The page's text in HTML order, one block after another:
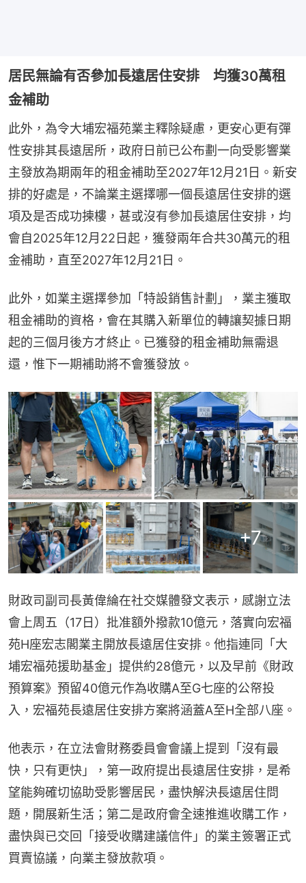
居民無論有否參加長遠居住安排 均獲30萬租
金補助
此外，為令大埔宏福苑業主釋除疑慮，更安心更有彈
性安排其長遠居所，政府日前已公布劃一向受影響業
主發放為期兩年的租金補助至2027年12月21日。新安
排的好處是，不論業主選擇哪一個長遠居住安排的選
項及是否成功揀樓，甚或沒有參加長遠居住安排，均
會自2025年12月22日起，獲發兩年合共30萬元的租
金補助，直至2027年12月21日。
此外，如業主選擇參加「特設銷售計劃」，業主獲取
租金補助的資格，會在其購入新單位的轉讓契據日期
起的三個月後方才終止。已獲發的租金補助無需退
還，惟下一期補助將不會獲發放。
+7
財政司副司長黃偉綸在社交媒體發文表示，感謝立法
會上周五（17日）批准額外撥款10億元，落實向宏福
苑H座宏志閣業主開放長遠居住安排。他指連同「大
埔宏福苑援助基金」提供約28億元，以及早前《財政
預算案》預留40億元作為收購A至G七座的公帑投
入，宏福苑長遠居住安排方案將涵蓋A至H全部八座。
他表示，在立法會財務委員會會議上提到「沒有最
快，只有更快」，第一政府提出長遠居住安排，是希
望能夠確切協助受影響居民，盡快解決長遠居住問
題，開展新生活；第二是政府會全速推進收購工作，
盡快與已交回「接受收購建議信件」的業主簽署正式
買賣協議，向業主發放款項。